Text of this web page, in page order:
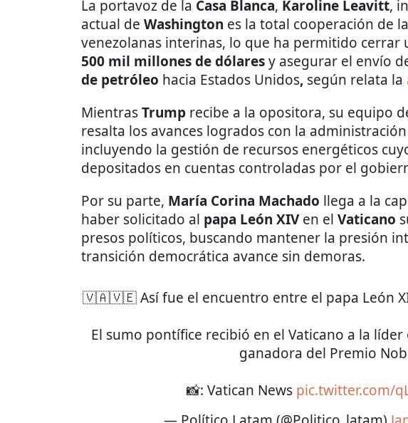
La portavoz de la Casa Blanca, Karoline Leavitt,
actual de Washington es la total cooperación de
venezolanas interinas, lo que ha permitido cerrar
500 mil millones de dólaresy asegurar el envío
de petróleo hacia Estados Unidos, según relata la
MientrasTrump recibe a la opositora, su equipo
resalta los avances logrados con la
incluyendo la gestión de recursos energéticos
depositados en cuentas controladas por el
Por su parte, María Corina Machado llega a la
haber solicitado al papa León XIVen el Vaticano
presos políticos, buscando mantener la presión
transición democrática avance sin demoras.
🇻🇦🇻🇪 Así fue el encuentro entre el papa León
El sumo pontífice recibió en el Vaticano a la
ganadora del Premio
📸: Vatican News pic.twitter.com/